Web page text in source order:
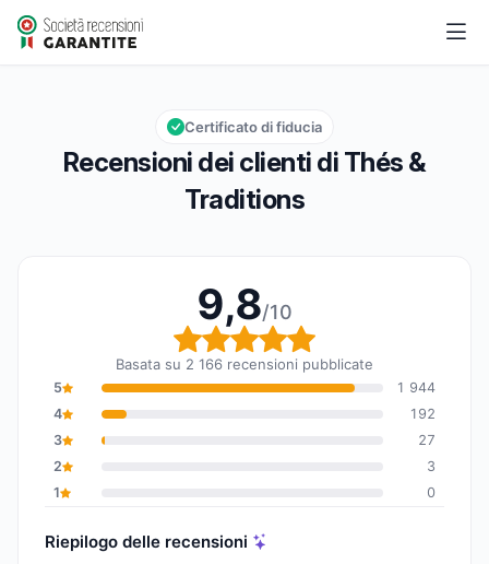
Thés & Traditions
Valutazione globale: 9,8 su 10
9,8/10
Recensioni dei clienti di Thés &
Traditions
Certificato di fiducia
9,8/10
Valutazione globale:
Basata su 2 166 recensioni pubblicate
5
1 944
4
192
3
27
2
3
1
0
Riepilogo delle recensioni